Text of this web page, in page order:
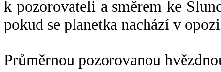
k pozorovateli a směrem ke
pokud se planetka nachází v
Průměrnou pozorovanou